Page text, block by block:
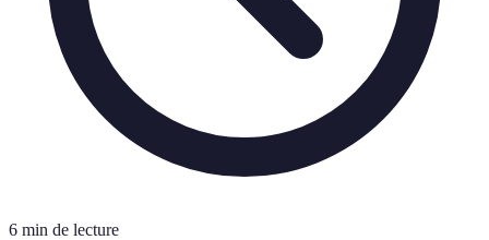
6 min de lecture